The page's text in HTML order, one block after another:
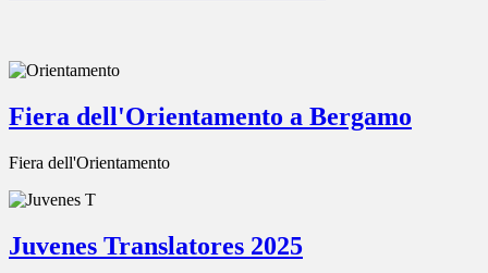
Fiera dell'Orientamento a Bergamo
Fiera dell'Orientamento
Juvenes Translatores 2025